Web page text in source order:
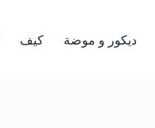
ديكور و موضة كيف